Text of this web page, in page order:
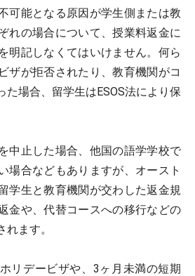
可能となる原因が学生側または教
れの場合について、授業料返金に
明記しなくてはいけません。何ら
ザが拒否されたり、教育機関がコ
た場合、留学生はESOS法により保
中止した場合、他国の語学学校で
場合などもありますが、オースト
学生と教育機関が交わした返金規
金や、代替コースへの移行などの
ます。
リデービザや、3ヶ月未満の短期